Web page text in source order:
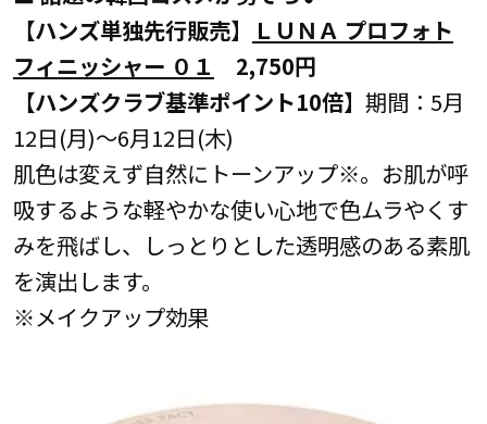
【ハンズ単独先行販売】
ＬＵＮＡ プロフォト
フィニッシャー ０１
2,750円
【ハンズクラブ基準ポイント10倍】 期間：5月
12日(月)～6月12日(木)
肌色は変えず自然にトーンアップ※。お肌が呼
吸するような軽やかな使い心地で色ムラやくす
みを飛ばし、しっとりとした透明感のある素肌
を演出します。
※メイクアップ効果